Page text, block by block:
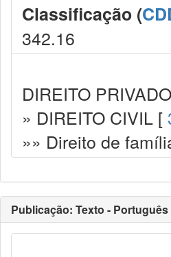
Classificação (
342.16
DIREITO
» DIREITO CIVIL [
»» Direito de
Publicação: Texto - Português